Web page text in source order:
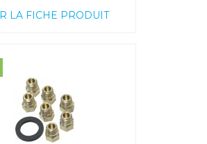
LA FICHE PRODUIT